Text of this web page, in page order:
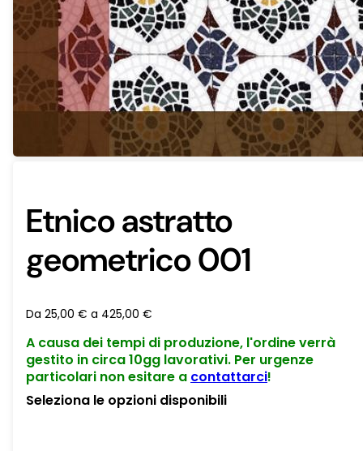
Etnico astratto
geometrico 001
Da 25,00 € a 425,00 €
A causa dei tempi di produzione, l'ordine verrà
gestito in circa 10gg lavorativi. Per urgenze
particolari non esitare a contattarci!
Seleziona le opzioni disponibili